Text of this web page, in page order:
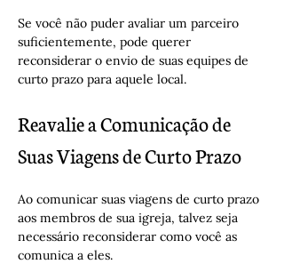
Se você não puder avaliar um parceiro
suficientemente, pode querer
reconsiderar o envio de suas equipes de
curto prazo para aquele local.
Reavalie a Comunicação de
Suas Viagens de Curto Prazo
Ao comunicar suas viagens de curto prazo
aos membros de sua igreja, talvez seja
necessário reconsiderar como você as
comunica a eles.